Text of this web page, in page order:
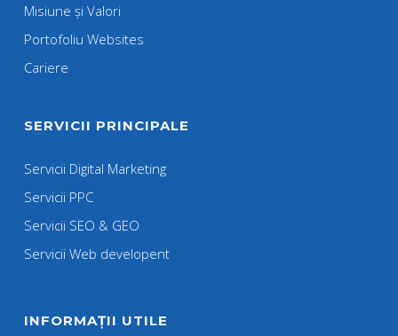
Misiune și Valori
Portofoliu Websites
Cariere
SERVICII PRINCIPALE
Servicii Digital Marketing
Servicii PPC
Servicii SEO & GEO
Servicii Web developent
INFORMAȚII UTILE